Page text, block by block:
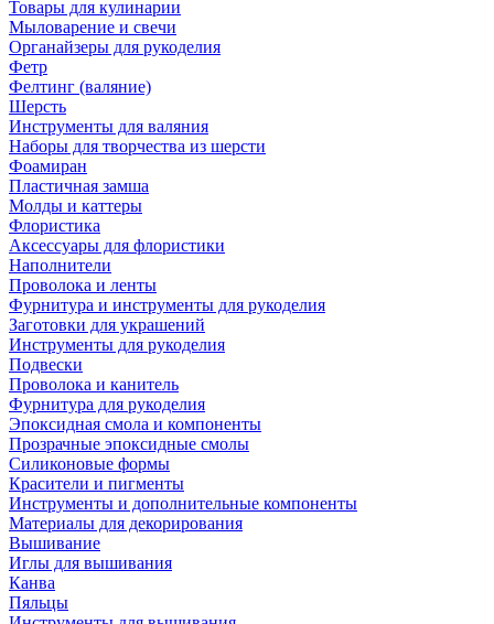
Товары для кулинарии
Мыловарение и свечи
Органайзеры для рукоделия
Фетр
Фелтинг (валяние)
Шерсть
Инструменты для валяния
Наборы для творчества из шерсти
Фоамиран
Пластичная замша
Молды и каттеры
Флористика
Аксессуары для флористики
Наполнители
Проволока и ленты
Фурнитура и инструменты для рукоделия
Заготовки для украшений
Инструменты для рукоделия
Подвески
Проволока и канитель
Фурнитура для рукоделия
Эпоксидная смола и компоненты
Прозрачные эпоксидные смолы
Силиконовые формы
Красители и пигменты
Инструменты и дополнительные компоненты
Материалы для декорирования
Вышивание
Иглы для вышивания
Канва
Пяльцы